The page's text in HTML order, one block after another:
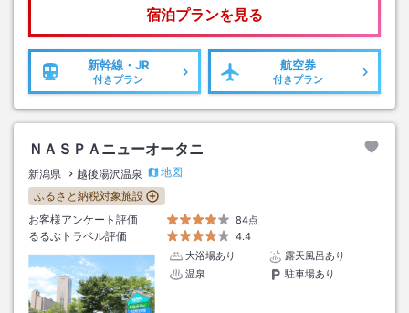
宿泊プランを見る
新幹線・JR
付きプラン
航空券
付きプラン
ＮＡＳＰＡニューオータニ
新潟県 越後湯沢温泉
地図
ふるさと納税対象施設
お客様アンケート評価
84点
るるぶトラベル評価
4.4
大浴場あり
露天風呂あり
温泉
駐車場あり